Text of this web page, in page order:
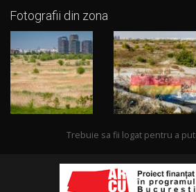
Fotografii din zona
Trebuie sa fii logat pentru a